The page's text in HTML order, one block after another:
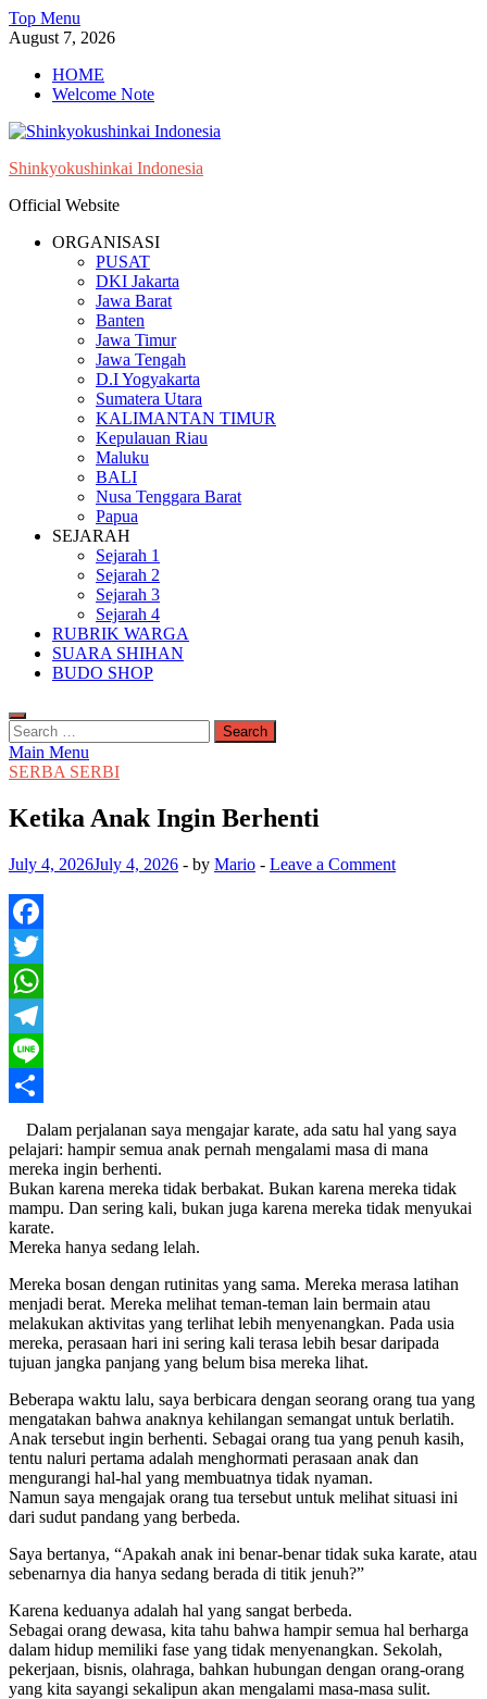
Skip
to
Top Menu
August 7, 2026
HOME
Welcome Note
Shinkyokushinkai Indonesia
Official Website
ORGANISASI
PUSAT
DKI Jakarta
Jawa Barat
Banten
Jawa Timur
Jawa Tengah
D.I Yogyakarta
Sumatera Utara
KALIMANTAN TIMUR
Kepulauan Riau
Maluku
BALI
Nusa Tenggara Barat
Papua
SEJARAH
Sejarah 1
Sejarah 2
Sejarah 3
Sejarah 4
RUBRIK WARGA
SUARA SHIHAN
BUDO SHOP
Search
for:
Main Menu
SERBA SERBI
Ketika Anak Ingin Berhenti
July 4, 2026July 4, 2026 - by Mario - Leave a Comment
Facebook
Twitter
WhatsApp
Telegram
Line
Share
Dalam perjalanan saya mengajar karate, ada satu hal yang saya
pelajari: hampir semua anak pernah mengalami masa di mana
mereka ingin berhenti.
Bukan karena mereka tidak berbakat. Bukan karena mereka tidak
mampu. Dan sering kali, bukan juga karena mereka tidak menyukai
karate.
Mereka hanya sedang lelah.
Mereka bosan dengan rutinitas yang sama. Mereka merasa latihan
menjadi berat. Mereka melihat teman-teman lain bermain atau
melakukan aktivitas yang terlihat lebih menyenangkan. Pada usia
mereka, perasaan hari ini sering kali terasa lebih besar daripada
tujuan jangka panjang yang belum bisa mereka lihat.
Beberapa waktu lalu, saya berbicara dengan seorang orang tua yang
mengatakan bahwa anaknya kehilangan semangat untuk berlatih.
Anak tersebut ingin berhenti. Sebagai orang tua yang penuh kasih,
tentu naluri pertama adalah menghormati perasaan anak dan
mengurangi hal-hal yang membuatnya tidak nyaman.
Namun saya mengajak orang tua tersebut untuk melihat situasi ini
dari sudut pandang yang berbeda.
Saya bertanya, “Apakah anak ini benar-benar tidak suka karate, atau
sebenarnya dia hanya sedang berada di titik jenuh?”
Karena keduanya adalah hal yang sangat berbeda.
Sebagai orang dewasa, kita tahu bahwa hampir semua hal berharga
dalam hidup memiliki fase yang tidak menyenangkan. Sekolah,
pekerjaan, bisnis, olahraga, bahkan hubungan dengan orang-orang
yang kita sayangi sekalipun akan mengalami masa-masa sulit.